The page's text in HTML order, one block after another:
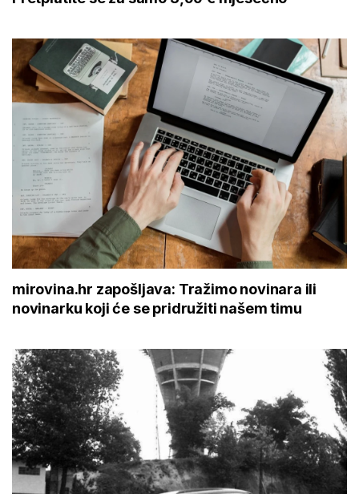
mirovina.hr zapošljava: Tražimo novinara ili
novinarku koji će se pridružiti našem timu